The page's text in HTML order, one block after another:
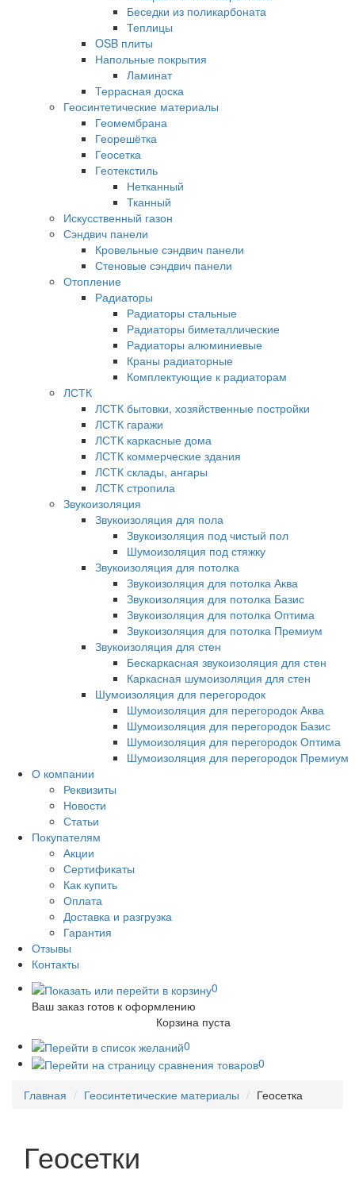
Беседки из поликарбоната
Теплицы
OSB плиты
Напольные покрытия
Ламинат
Террасная доска
Геосинтетические материалы
Геомембрана
Георешётка
Геосетка
Геотекстиль
Нетканный
Тканный
Искусственный газон
Сэндвич панели
Кровельные сэндвич панели
Стеновые сэндвич панели
Отопление
Радиаторы
Радиаторы стальные
Радиаторы биметаллические
Радиаторы алюминиевые
Краны радиаторные
Комплектующие к радиаторам
ЛСТК
ЛСТК бытовки, хозяйственные постройки
ЛСТК гаражи
ЛСТК каркасные дома
ЛСТК коммерческие здания
ЛСТК склады, ангары
ЛСТК стропила
Звукоизоляция
Звукоизоляция для пола
Звукоизоляция под чистый пол
Шумоизоляция под стяжку
Звукоизоляция для потолка
Звукоизоляция для потолка Аква
Звукоизоляция для потолка Базис
Звукоизоляция для потолка Оптима
Звукоизоляция для потолка Премиум
Звукоизоляция для стен
Бескаркасная звукоизоляция для стен
Каркасная шумоизоляция для стен
Шумоизоляция для перегородок
Шумоизоляция для перегородок Аква
Шумоизоляция для перегородок Базис
Шумоизоляция для перегородок Оптима
Шумоизоляция для перегородок Премиум
О компании
Реквизиты
Новости
Статьи
Покупателям
Акции
Сертификаты
Как купить
Оплата
Доставка и разгрузка
Гарантия
Отзывы
Контакты
0
Ваш заказ готов к оформлению
Корзина пуста
0
0
Главная Геосинтетические материалы Геосетка
Геосетки